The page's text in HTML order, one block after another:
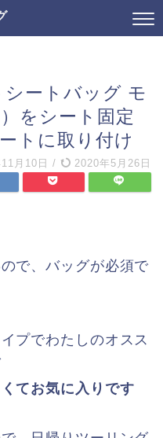
ートバッグ モ
をシート固定
トに取り付け
月10日 / 2020年5月26日
で、バッグが必須で
プでわたしのオスス
てお気に入りです